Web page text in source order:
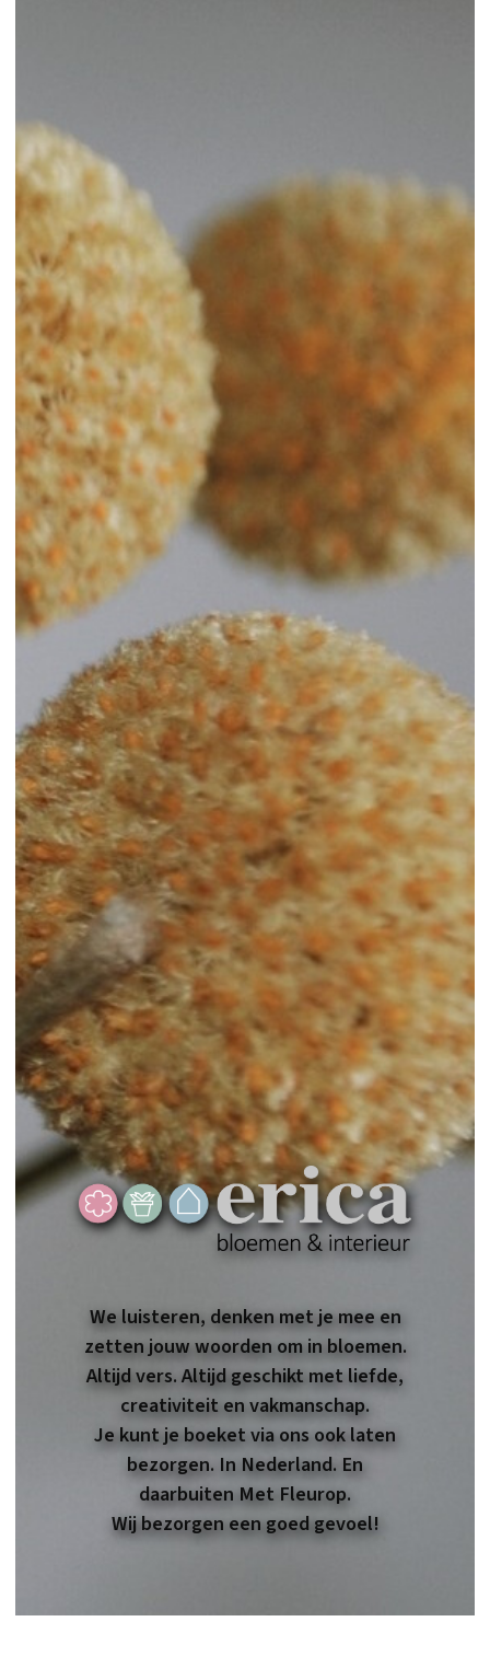
We luisteren, denken met je mee en
zetten jouw woorden om in bloemen.
Altijd vers. Altijd geschikt met liefde,
creativiteit en vakmanschap.
Je kunt je boeket via ons ook laten
bezorgen. In Nederland. En
daarbuiten Met Fleurop.
Wij bezorgen een goed gevoel!